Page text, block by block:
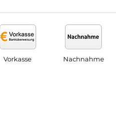
Vorkasse Nachnahme